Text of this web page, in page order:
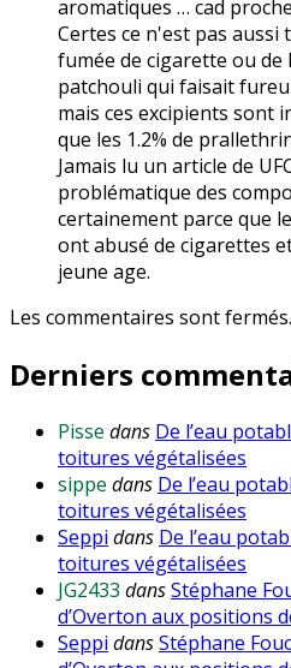
aromatiques … cad
Certes ce n'est pas aussi
fumée de cigarette ou de
patchouli qui faisait
mais ces excipients sont
que les 1.2% de
Jamais lu un article de
problématique des
certainement parce que
ont abusé de cigarettes
jeune age.
Les commentaires sont fermés.
Derniers
Pisse dans De l’eau
toitures végétalisées
sippe dans De l’eau
toitures végétalisées
Seppi dans De l’eau
toitures végétalisées
JG2433 dansStéphane
d’Overton aux positions
Seppi dansStéphane